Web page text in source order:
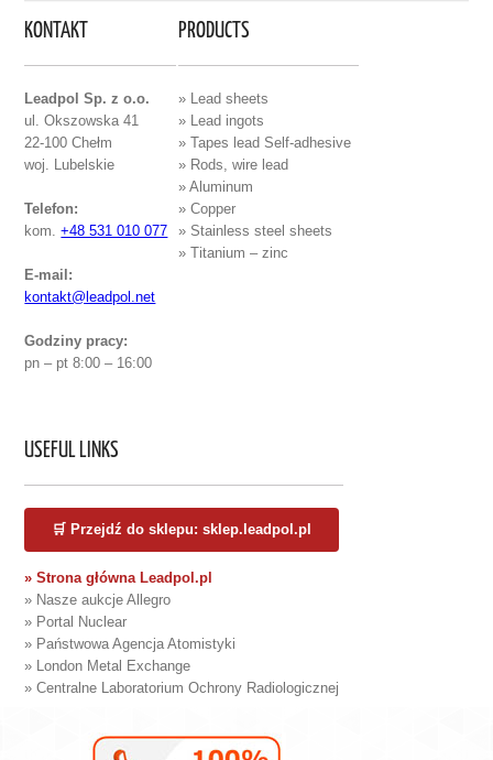
KONTAKT
Leadpol Sp. z o.o.
ul. Okszowska 41
22-100 Chełm
woj. Lubelskie
Telefon:
kom.+48 531 010 077
E-mail:
kontakt@leadpol.net
Godziny pracy:
pn – pt 8:00 – 16:00
PRODUCTS
» Lead sheets
» Lead ingots
» Tapes lead Self-adhesive
» Rods, wire lead
» Aluminum
» Copper
» Stainless steel sheets
» Titanium – zinc
USEFUL LINKS
🛒 Przejdź do sklepu: sklep.leadpol.pl
» Strona główna Leadpol.pl
» Nasze aukcje Allegro
» Portal Nuclear
» Państwowa Agencja Atomistyki
» London Metal Exchange
» Centralne Laboratorium Ochrony Radiologicznej